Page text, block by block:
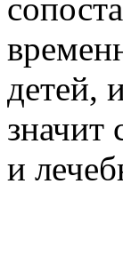
детей,
значит
и